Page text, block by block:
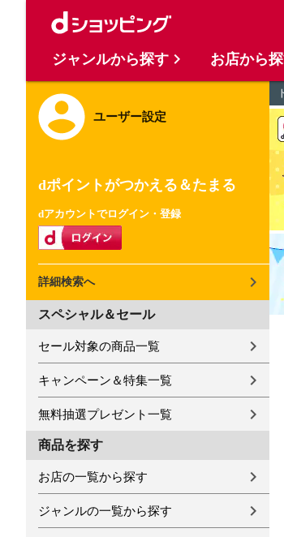
ユーザー設定
dポイントがつかえる＆たまる
dアカウントでログイン・登録
詳細検索へ
スペシャル＆セール
セール対象の商品一覧
キャンペーン＆特集一覧
無料抽選プレゼント一覧
商品を探す
お店の一覧から探す
ジャンルの一覧から探す
ジャンルから探す お店から